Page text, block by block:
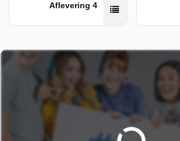
Aflevering 4